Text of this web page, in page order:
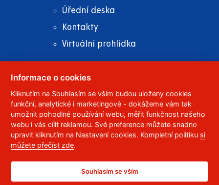
Úřední deska
Kontakty
Virtuální prohlídka
© 2023 Univerzita Pardubice,Studentská 95
532 10 Pardubice 2
Telefon: 466 036 111, 466 036 112, 466 036 113
Správce webu ,RSS
Prohlášení o přístupnosti
Informace o cookies
Kliknutím na Souhlasím se vším budou uloženy cookies
funkční, analytické i marketingové - dokážeme vám tak
umožnit pohodlné používání webu, měřit funkčnost našeho
webu i vás cílit reklamou. Své preference můžete snadno
upravit kliknutím na Nastavení cookies. Kompletní politiku si
můžete přečíst zde.
Souhlasím se vším